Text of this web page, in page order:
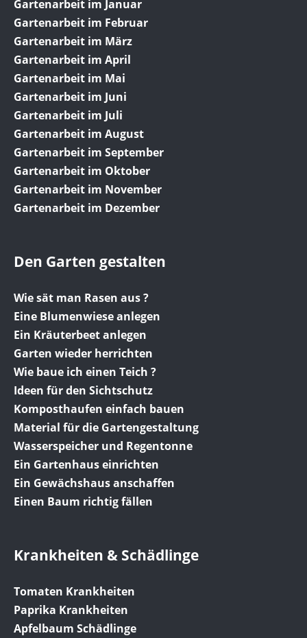
Gartenarbeit im Januar
Gartenarbeit im Februar
Gartenarbeit im März
Gartenarbeit im April
Gartenarbeit im Mai
Gartenarbeit im Juni
Gartenarbeit im Juli
Gartenarbeit im August
Gartenarbeit im September
Gartenarbeit im Oktober
Gartenarbeit im November
Gartenarbeit im Dezember
Den Garten gestalten
Wie sät man Rasen aus ?
Eine Blumenwiese anlegen
Ein Kräuterbeet anlegen
Garten wieder herrichten
Wie baue ich einen Teich ?
Ideen für den Sichtschutz
Komposthaufen einfach bauen
Material für die Gartengestaltung
Wasserspeicher und Regentonne
Ein Gartenhaus einrichten
Ein Gewächshaus anschaffen
Einen Baum richtig fällen
Krankheiten & Schädlinge
Tomaten Krankheiten
Paprika Krankheiten
Apfelbaum Schädlinge